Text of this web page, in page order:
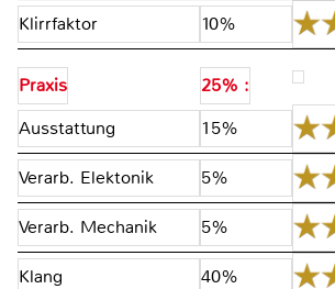
Klirrfaktor 10%
Praxis
25% :
Ausstattung
15%
Verarb. Elektonik 5%
Verarb. Mechanik 5%
Klang 40%